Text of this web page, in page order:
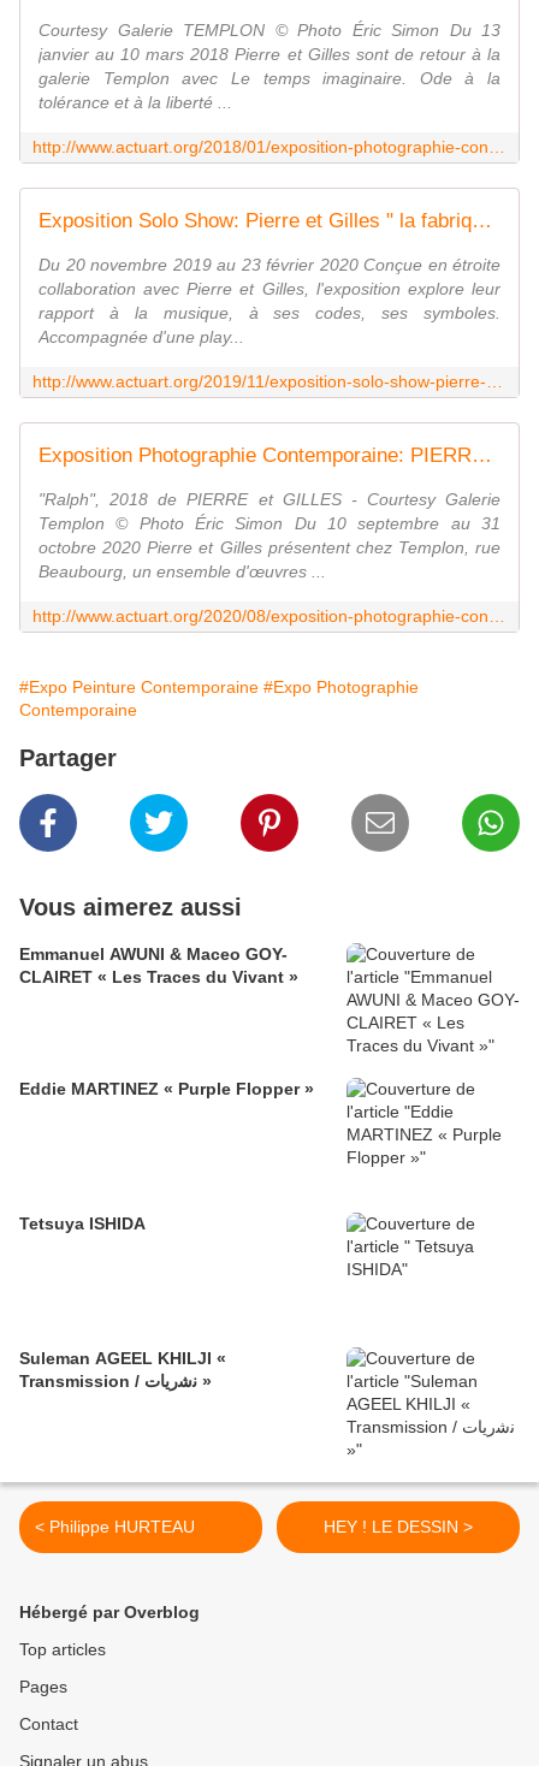
Courtesy Galerie TEMPLON © Photo Éric Simon Du 13
janvier au 10 mars 2018 Pierre et Gilles sont de retour à la
galerie Templon avec Le temps imaginaire. Ode à la
tolérance et à la liberté ...
Exposition Solo Show: Pierre et Gilles " la fabrique des idoles " - ACTUART by Eric SIMON
Du 20 novembre 2019 au 23 février 2020 Conçue en étroite
collaboration avec Pierre et Gilles, l'exposition explore leur
rapport à la musique, à ses codes, ses symboles.
Accompagnée d'une play...
Exposition Photographie Contemporaine: PIERRE et GILLES " Errances immobiles " - ACTUART by Eric SIMON
"Ralph", 2018 de PIERRE et GILLES - Courtesy Galerie
Templon © Photo Éric Simon Du 10 septembre au 31
octobre 2020 Pierre et Gilles présentent chez Templon, rue
Beaubourg, un ensemble d'œuvres ...
#Expo Peinture Contemporaine #Expo Photographie
Contemporaine
Partager
Vous aimerez aussi
Emmanuel AWUNI & Maceo GOY-
CLAIRET « Les Traces du Vivant »
Eddie MARTINEZ « Purple Flopper »
Tetsuya ISHIDA
Suleman AGEEL KHILJI «
Transmission / ﻧﺷرﯾﺎت »
< Philippe HURTEAU HEY ! LE DESSIN >
Hébergé par Overblog
Top articles
Pages
Contact
Signaler un abus